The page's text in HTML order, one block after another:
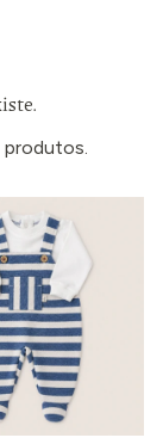
produtos.